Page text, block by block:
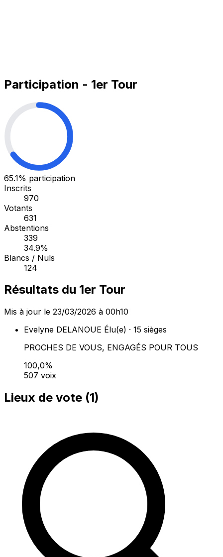
Participation - 1er Tour
65.1% participation
Inscrits
970
Votants
631
Abstentions
339
34.9%
Blancs / Nuls
124
Résultats du 1er Tour
Mis à jour le 23/03/2026 à 00h10
Evelyne DELANOUE Élu(e) · 15 sièges
PROCHES DE VOUS, ENGAGÉS POUR TOUS
100,0%
507 voix
Lieux de vote (1)